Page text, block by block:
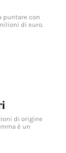
puntare con
di euro.
di origine
è un